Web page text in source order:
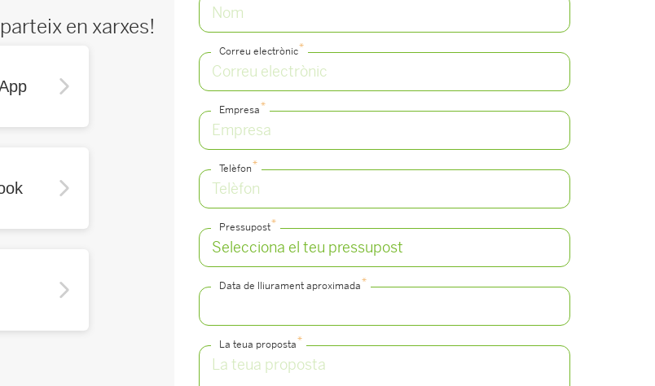
en xarxes!
Correu electrònic*
Empresa*
Telèfon*
Pressupost*
Data de lliurament aproximada*
La teua proposta*